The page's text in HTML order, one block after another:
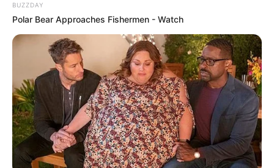
Secretário Nacional de Trânsito (Senatran), Adrualdo Catão, no
lançamento da Nova Jornada do Instrutor - Foto: Marcelo
Camargo/Agência Brasil
O próprio aplicativo permite abrir uma conversa direta,
inclusive via WhatsApp, para negociar valores e horários,
sem intermediários. O agendamento da aula é feito no app.
"A negociação da aula, o preço e o horário são combinados
diretamente entre as partes. O governo entra para validar
BUZZDAY
Polar Bear Approaches Fishermen - Watch